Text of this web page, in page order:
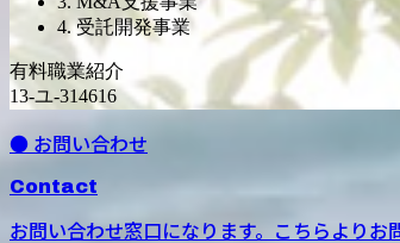
4. 受託開発事業
有料職業紹介
13-ユ-314616
● お問い合わせ
Contact
お問い合わせ窓口になります。こちらよりお